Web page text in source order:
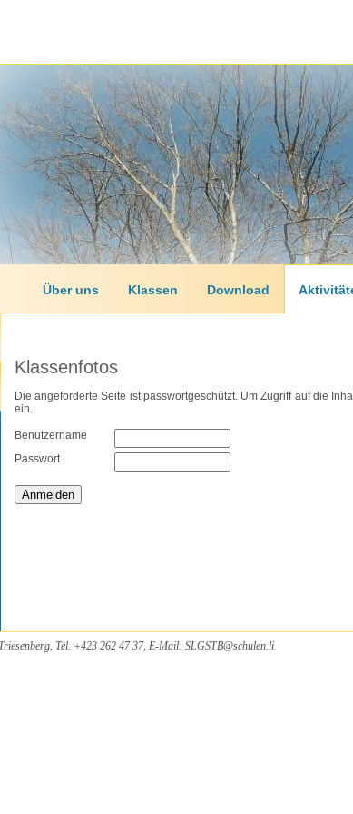
Über uns Klassen Download
Klassenfotos
Die angeforderte Seite ist passwortgeschützt. Um Zugriff auf die
ein.
Benutzername
Passwort
Tel. +423 262 47 37, E-Mail: SLGSTB@schulen.li